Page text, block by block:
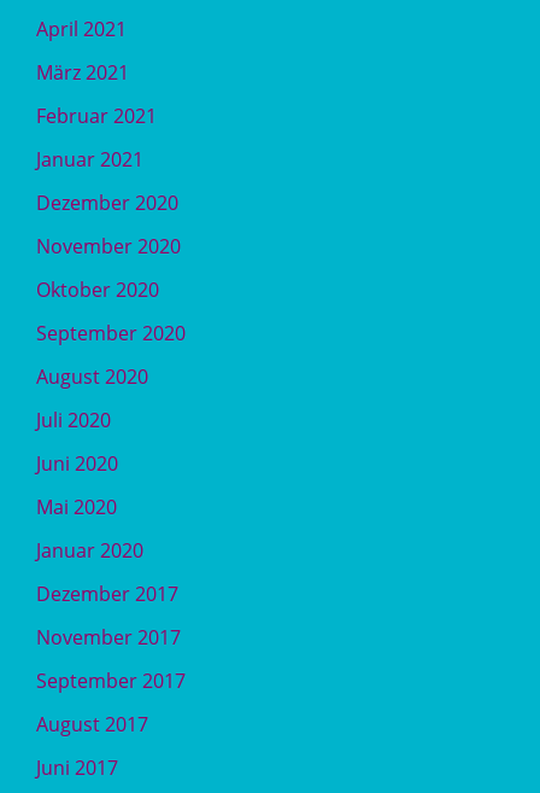
April 2021
März 2021
Februar 2021
Januar 2021
Dezember 2020
November 2020
Oktober 2020
September 2020
August 2020
Juli 2020
Juni 2020
Mai 2020
Januar 2020
Dezember 2017
November 2017
September 2017
August 2017
Juni 2017